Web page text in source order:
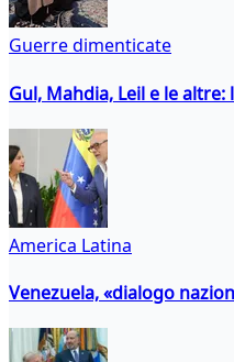
Guerre dimenticate
Gul, Mahdia, Leil e le
America Latina
Venezuela, «dialogo